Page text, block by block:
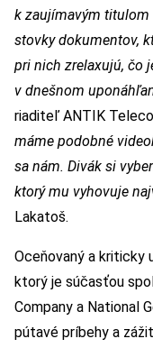
k zaujímavým
stovky dokumentov,
pri nich zrelaxujú, čo
v dnešnom
riaditeľ ANTIK
máme podobné
sa nám. Divák si
ktorý mu vyhovuje
Lakatoš.
Oceňovaný a kriticky
ktorý je súčasťou
Company a National
pútavé príbehy a